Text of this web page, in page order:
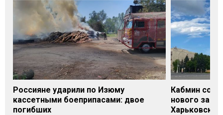
Россияне ударили по Изюму
кассетными боеприпасами: двое
погибших
Кабмин
нового